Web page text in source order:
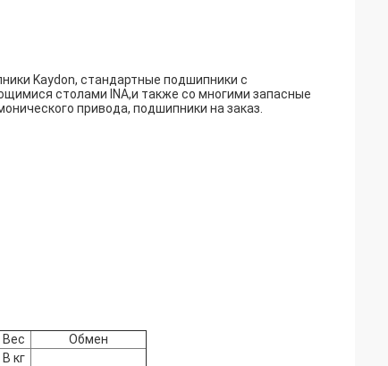
Kaydon, стандартные подшипники с
столами INA,и также со многими запасные
привода, подшипники на заказ.
Вес
Обмен
В кг